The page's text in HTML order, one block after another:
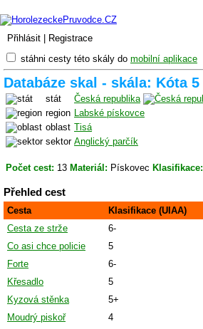
Přihlásit Registrace
stáhni cesty této skály do mobilní aplikace
Databáze skal - skála: Kóta 5
stát
Česká republika
region Labské pískovce
oblast Tisá
sektor Anglický parčík
Počet cest: 13 Materiál: Pískovec Klasifikace:
Přehled cest
Cesta Klasifikace (UIAA)
Cesta ze strže
6-
Co asi chce policie
5
Forte
6-
Křesadlo
5
Kyzová stěnka
5+
Moudrý piskoř
4